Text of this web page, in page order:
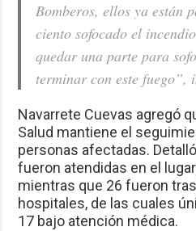
Bomberos, ellos ya están
ciento sofocado el
quedar una parte para
terminar con este fuego”,
Navarrete Cuevas agregó
Salud mantiene el
personas afectadas.
fueron atendidas en el
mientras que 26 fueron
hospitales, de las cuales
17 bajo atención médica.